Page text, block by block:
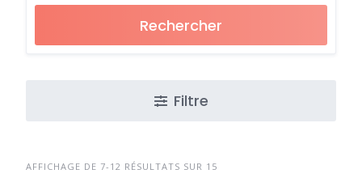
Rechercher
Filtre
AFFICHAGE DE 7-12 RÉSULTATS SUR 15